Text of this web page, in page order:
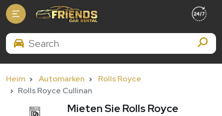
Search Brands
Heim Automarken
Rolls Royce
Rolls Royce Cullinan
Mieten Sie Rolls Royce